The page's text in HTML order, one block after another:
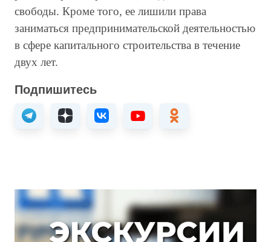
свободы. Кроме того, ее лишили права
заниматься предпринимательской деятельностью
в сфере капитального строительства в течение
двух лет.
Подпишитесь